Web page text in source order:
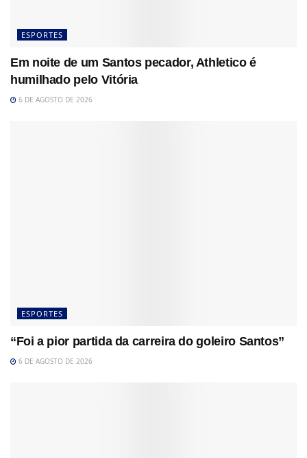
ESPORTES
Em noite de um Santos pecador, Athletico é
humilhado pelo Vitória
6 DE AGOSTO DE 2026
ESPORTES
“Foi a pior partida da carreira do goleiro Santos”
6 DE AGOSTO DE 2026